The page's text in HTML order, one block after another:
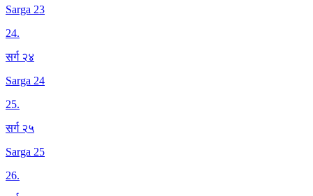
Sarga 23
24.
सर्ग २४
Sarga 24
25.
सर्ग २५
Sarga 25
26.